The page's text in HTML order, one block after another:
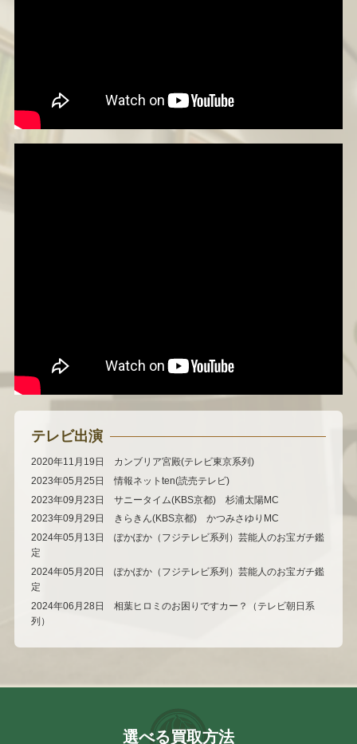
テレビ出演
2020年11月19日 カンブリア宮殿(テレビ東京系列)
2023年05月25日 情報ネットten(読売テレビ)
2023年09月23日 サニータイム(KBS京都) 杉浦太陽MC
2023年09月29日 きらきん(KBS京都) かつみさゆりMC
2024年05月13日 ぽかぽか（フジテレビ系列）芸能人のお宝ガチ鑑
定
2024年05月20日 ぽかぽか（フジテレビ系列）芸能人のお宝ガチ鑑
定
2024年06月28日 相葉ヒロミのお困りですカー？（テレビ朝日系
列）
選べる買取方法